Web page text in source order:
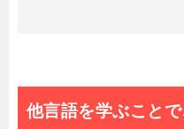
他言語を学ぶこと